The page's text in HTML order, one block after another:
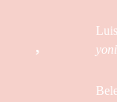
yoni